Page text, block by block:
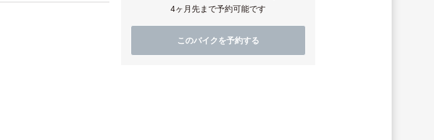
4ヶ月先まで予約可能です
このバイクを予約する